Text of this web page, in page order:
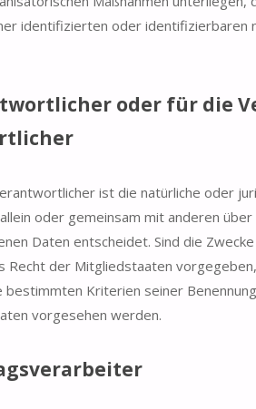
identifizierten oder identifizierbaren
oder für die
ist die natürliche oder
oder gemeinsam mit anderen über
Daten entscheidet. Sind die
Recht der Mitgliedstaaten
Kriterien seiner
vorgesehen werden.